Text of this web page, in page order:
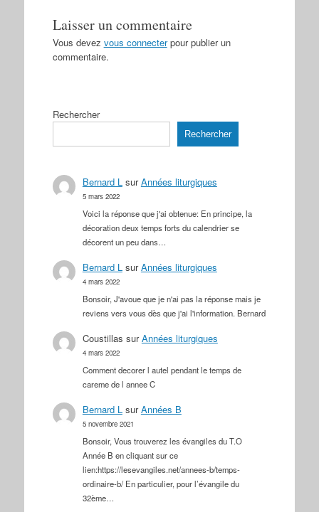
Laisser un commentaire
Vous devez vous connecterpour publier un
commentaire.
Rechercher
Rechercher
Bernard L surAnnées liturgiques
5 mars 2022
Voici la réponse que j'ai obtenue: En principe, la
décoration deux temps forts du calendrier se
décorent un peu dans…
Bernard L surAnnées liturgiques
4 mars 2022
Bonsoir, J'avoue que je n'ai pas la réponse mais je
reviens vers vous dès que j'ai l'information. Bernard
Coustillas surAnnées liturgiques
4 mars 2022
Comment decorer l autel pendant le temps de
careme de l annee C
Bernard L surAnnées B
5 novembre 2021
Bonsoir, Vous trouverez les évangiles du T.O
Année B en cliquant sur ce
lien:https://lesevangiles.net/annees-b/temps-
ordinaire-b/ En particulier, pour l’évangile du
32ème…